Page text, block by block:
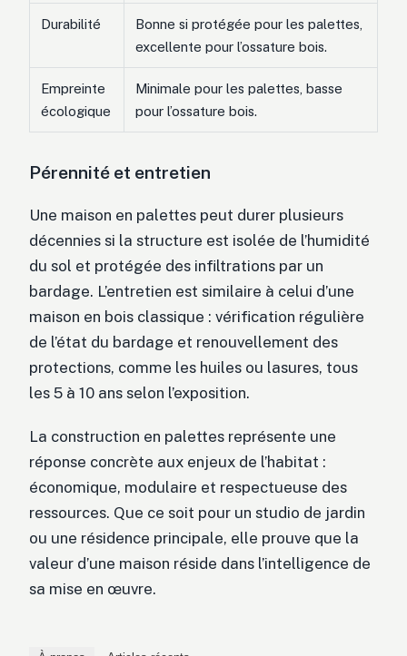
Durabilité
Bonne si protégée pour les palettes,
excellente pour l’ossature bois.
Empreinte
écologique
Minimale pour les palettes, basse
pour l’ossature bois.
Pérennité et entretien
Une maison en palettes peut durer plusieurs
décennies si la structure est isolée de l’humidité
du sol et protégée des infiltrations par un
bardage. L’entretien est similaire à celui d’une
maison en bois classique : vérification régulière
de l’état du bardage et renouvellement des
protections, comme les huiles ou lasures, tous
les 5 à 10 ans selon l’exposition.
La construction en palettes représente une
réponse concrète aux enjeux de l’habitat :
économique, modulaire et respectueuse des
ressources. Que ce soit pour un studio de jardin
ou une résidence principale, elle prouve que la
valeur d’une maison réside dans l’intelligence de
sa mise en œuvre.